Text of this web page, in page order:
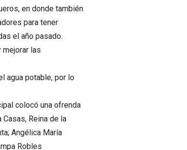
en donde también
para tener
el año pasado.
las
agua potable, por lo
colocó una ofrenda
Reina de la
Angélica María
Robles